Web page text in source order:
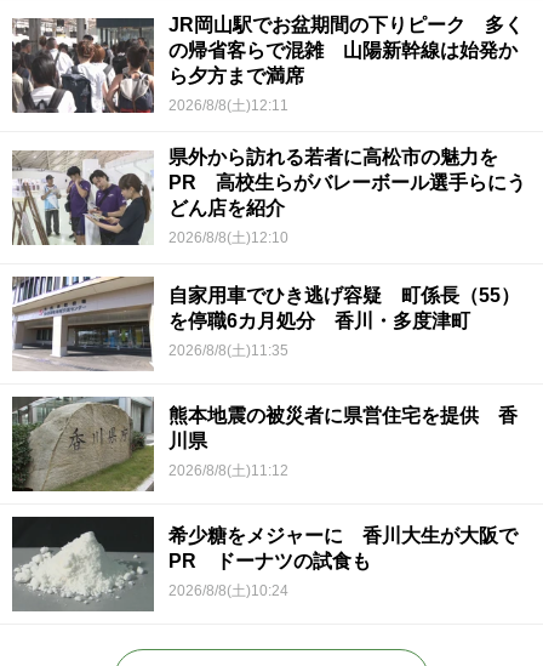
JR岡山駅でお盆期間の下りピーク 多く
の帰省客らで混雑 山陽新幹線は始発か
ら夕方まで満席
2026/8/8(土)12:11
県外から訪れる若者に高松市の魅力を
PR 高校生らがバレーボール選手らにう
どん店を紹介
2026/8/8(土)12:10
自家用車でひき逃げ容疑 町係長（55）
を停職6カ月処分 香川・多度津町
2026/8/8(土)11:35
熊本地震の被災者に県営住宅を提供 香
川県
2026/8/8(土)11:12
希少糖をメジャーに 香川大生が大阪で
PR ドーナツの試食も
2026/8/8(土)10:24